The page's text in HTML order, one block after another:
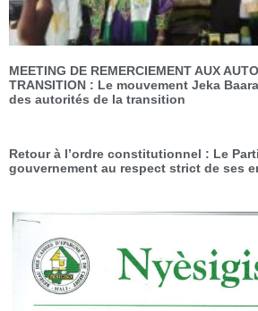
MEETING DE REMERCIEMENT AUX
TRANSITION : Le mouvement Jeka
des autorités de la transition
Retour à l’ordre constitutionnel : Le
gouvernement au respect strict de ses